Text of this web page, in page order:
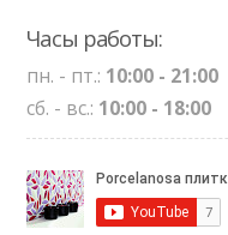
Часы работы:
пн. - пт.: 10:00 - 21:00
сб. - вс.: 10:00 - 18:00